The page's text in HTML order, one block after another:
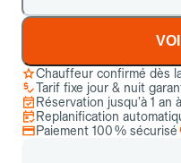
Chauffeur confirmé dès
Tarif fixe jour & nuit
Réservation jusqu’à 1 an
Replanification
Paiement 100 % sécurisé